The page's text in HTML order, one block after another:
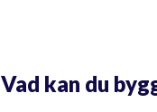
Vad kan du